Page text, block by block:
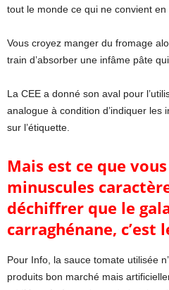
tout le monde ce qui ne convient
Vous croyez manger du fromage
train d’absorber une infâme pâte
La CEE a donné son aval pour
analogue à condition d’indiquer les
sur l’étiquette.
Mais est ce que
minuscules
déchiffrer que le
carraghénane, c’est
Pour Info, la sauce tomate utilisée
produits bon marché mais